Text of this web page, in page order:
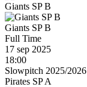
Giants SP B
Giants SP B
Full Time
17 sep 2025
18:00
Slowpitch 2025/2026
Pirates SP A